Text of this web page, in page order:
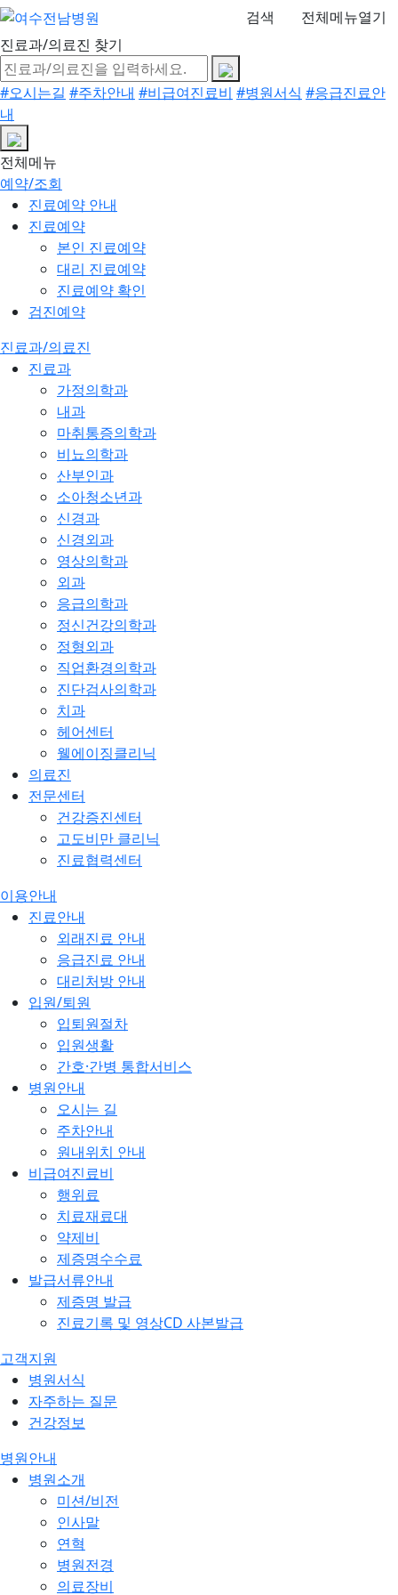
검색
전체메뉴열기
진료과/의료진 찾기
#오시는길 #주차안내 #비급여진료비 #병원서식 #응급진료안
내
전체메뉴
예약/조회
진료예약 안내
진료예약
본인 진료예약
대리 진료예약
진료예약 확인
검진예약
진료과/의료진
진료과
가정의학과
내과
마취통증의학과
비뇨의학과
산부인과
소아청소년과
신경과
신경외과
영상의학과
외과
응급의학과
정신건강의학과
정형외과
직업환경의학과
진단검사의학과
치과
헤어센터
웰에이징클리닉
의료진
전문센터
건강증진센터
고도비만 클리닉
진료협력센터
이용안내
진료안내
외래진료 안내
응급진료 안내
대리처방 안내
입원/퇴원
입퇴원절차
입원생활
간호·간병 통합서비스
병원안내
오시는 길
주차안내
원내위치 안내
비급여진료비
행위료
치료재료대
약제비
제증명수수료
발급서류안내
제증명 발급
진료기록 및 영상CD 사본발급
고객지원
병원서식
자주하는 질문
건강정보
병원안내
병원소개
미션/비전
인사말
연혁
병원전경
의료장비